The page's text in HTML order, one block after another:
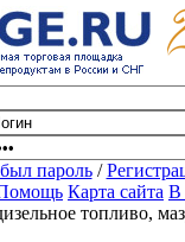
пароль/
Карта сайта В
топливо,